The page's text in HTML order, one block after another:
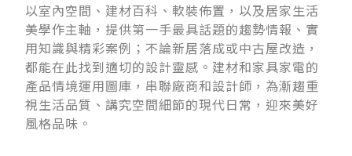
以室內空間、建材百科、軟裝佈置，以及居家生活
美學作主軸，提供第一手最具話題的趨勢情報、實
用知識與精彩案例；不論新居落成或中古屋改造，
都能在此找到適切的設計靈感。建材和家具家電的
產品情境運用圖庫，串聯廠商和設計師，為漸趨重
視生活品質、講究空間細節的現代日常，迎來美好
風格品味。